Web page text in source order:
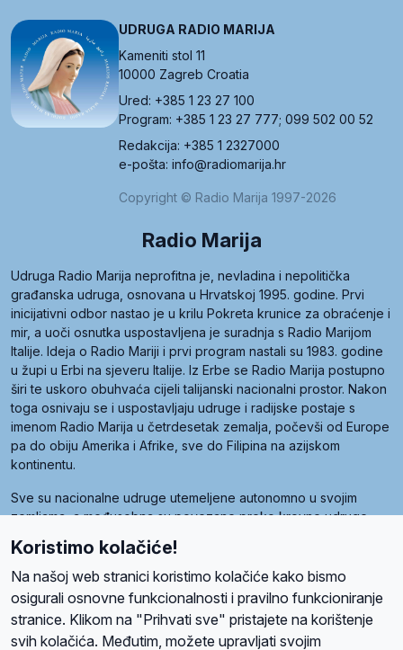
UDRUGA RADIO MARIJA
Kameniti stol 11
10000 Zagreb Croatia
Ured: +385 1 23 27 100
Program: +385 1 23 27 777; 099 502 00 52
Redakcija: +385 1 2327000
e-pošta: info@radiomarija.hr
Copyright © Radio Marija 1997-2026
Radio Marija
Udruga Radio Marija neprofitna je, nevladina i nepolitička
građanska udruga, osnovana u Hrvatskoj 1995. godine. Prvi
inicijativni odbor nastao je u krilu Pokreta krunice za obraćenje i
mir, a uoči osnutka uspostavljena je suradnja s Radio Marijom
Italije. Ideja o Radio Mariji i prvi program nastali su 1983. godine
u župi u Erbi na sjeveru Italije. Iz Erbe se Radio Marija postupno
širi te uskoro obuhvaća cijeli talijanski nacionalni prostor. Nakon
toga osnivaju se i uspostavljaju udruge i radijske postaje s
imenom Radio Marija u četrdesetak zemalja, počevši od Europe
pa do obiju Amerika i Afrike, sve do Filipina na azijskom
kontinentu.
Sve su nacionalne udruge utemeljene autonomno u svojim
zemljama, a međusobna su povezane preko krovne udruge
Radio Maria). Svjetsku obitelj utemeljilo je sedam članica, među
kojima je i hrvatska Udruga Radio Marija.
Koristimo kolačiće!
Na našoj web stranici koristimo kolačiće kako bismo
osigurali osnovne funkcionalnosti i pravilno funkcioniranje
stranice. Klikom na "Prihvati sve" pristajete na korištenje
svih kolačića. Međutim, možete upravljati svojim